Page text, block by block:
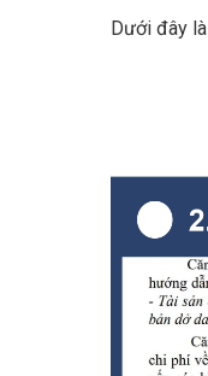
Dưới đây là